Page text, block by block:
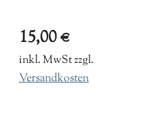
15,00 €
inkl. MwSt zzgl.
Versandkosten